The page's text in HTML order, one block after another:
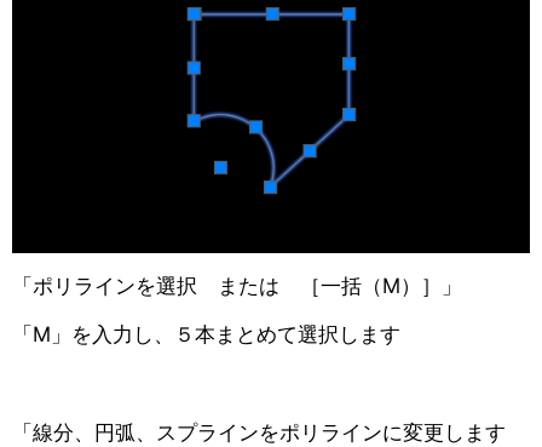
「ポリラインを選択 または ［一括（M）］」
「M」を入力し、５本まとめて選択します
「線分、円弧、スプラインをポリラインに変更します